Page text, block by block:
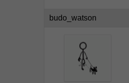
budo_watson